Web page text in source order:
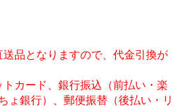
品となりますので、代金引換が
カード、銀行振込（前払い・楽
ょ銀行）、郵便振替（後払い・リ